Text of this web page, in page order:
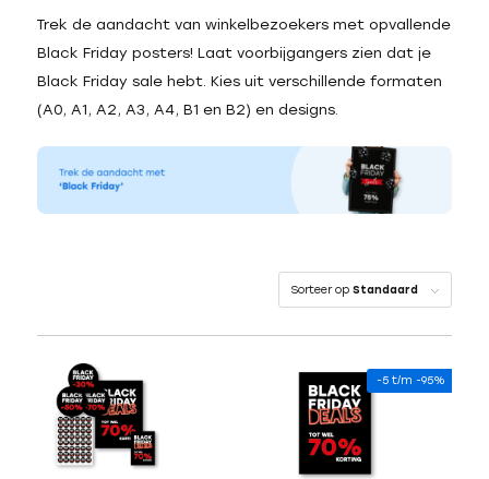
Trek de aandacht van winkelbezoekers met opvallende
Black Friday posters! Laat voorbijgangers zien dat je
Black Friday sale hebt. Kies uit verschillende formaten
(A0, A1, A2, A3, A4, B1 en B2) en designs.
Sorteer opStandaard
-5 t/m -95%